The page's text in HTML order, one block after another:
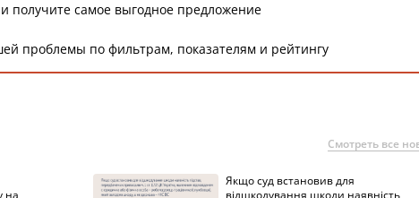
получите самое выгодное предложение
проблемы по фильтрам, показателям и рейтингу
Смотреть все
Якщо суд встановив для